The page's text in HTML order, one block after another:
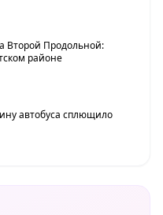
Второй Продольной:
районе
автобуса сплющило